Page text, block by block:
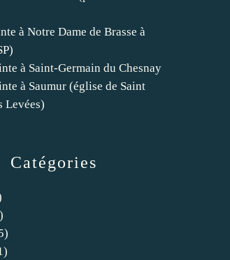
Catégories
à Notre Dame de Brasse à
à Saint-Germain du Chesnay
à Saumur (église de Saint
Levées)